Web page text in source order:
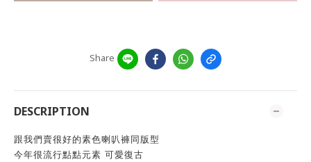
Share
DESCRIPTION
跟我們賣很好的素色喇叭褲同版型
今年很流行點點元素 可愛復古